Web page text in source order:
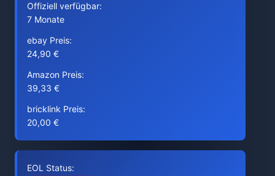
Offiziell verfügbar:
7 Monate
ebay Preis:
24,90 €
Amazon Preis:
39,33 €
bricklink Preis:
20,00 €
EOL Status: